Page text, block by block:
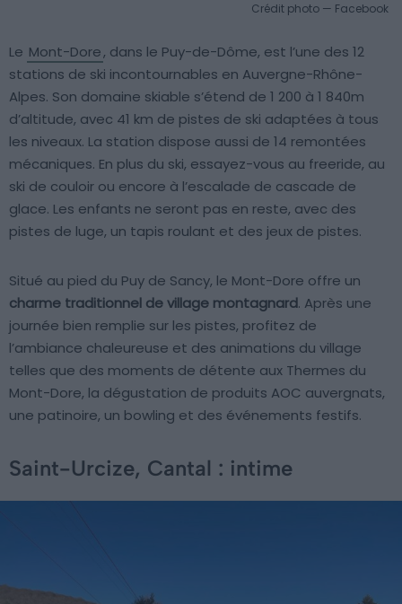
Crédit photo — Facebook
Le Mont-Dore, dans le Puy-de-Dôme, est l’une des 12
stations de ski incontournables en Auvergne-Rhône-
Alpes. Son domaine skiable s’étend de 1 200 à 1 840m
d’altitude, avec 41 km de pistes de ski adaptées à tous
les niveaux. La station dispose aussi de 14 remontées
mécaniques. En plus du ski, essayez-vous au freeride, au
ski de couloir ou encore à l’escalade de cascade de
glace. Les enfants ne seront pas en reste, avec des
pistes de luge, un tapis roulant et des jeux de pistes.
Situé au pied du Puy de Sancy, le Mont-Dore offre un
charme traditionnel de village montagnard. Après une
journée bien remplie sur les pistes, profitez de
l’ambiance chaleureuse et des animations du village
telles que des moments de détente aux Thermes du
Mont-Dore, la dégustation de produits AOC auvergnats,
une patinoire, un bowling et des événements festifs.
Saint-Urcize, Cantal : intime